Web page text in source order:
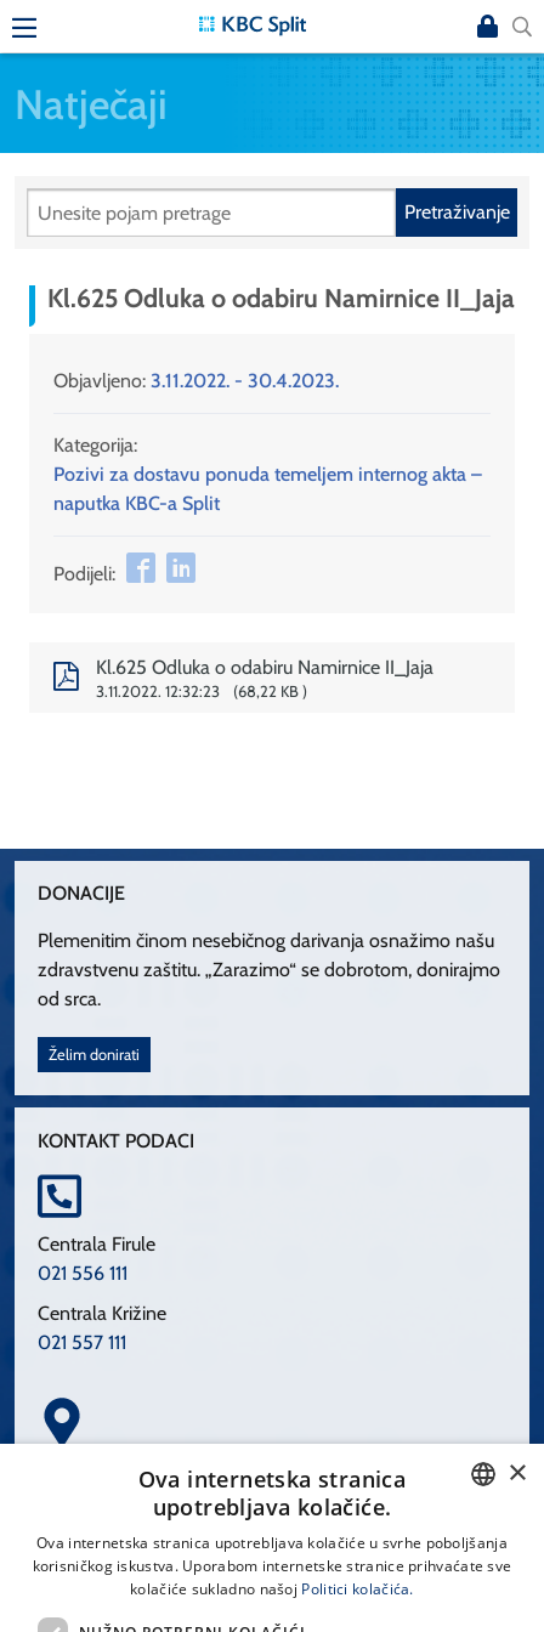
Natječaji
Pretraživanje
Kl.625 Odluka o odabiru Namirnice II_Jaja
Objavljeno: 3.11.2022. - 30.4.2023.
Kategorija:
Pozivi za dostavu ponuda temeljem internog akta –
naputka KBC-a Split
Podijeli:
Kl.625 Odluka o odabiru Namirnice II_Jaja
3.11.2022. 12:32:23 68,22 KB
DONACIJE
Plemenitim činom nesebičnog darivanja osnažimo našu
zdravstvenu zaštitu. „Zarazimo“ se dobrotom, donirajmo
od srca.
Želim donirati
KONTAKT PODACI
Centrala Firule
021 556 111
Centrala Križine
021 557 111
Spinčićeva 1, 21000 Split
CROATIAN
×
Ova internetska stranica
upotrebljava kolačiće.
Ova internetska stranica upotrebljava kolačiće u svrhe poboljšanja
korisničkog iskustva. Uporabom internetske stranice prihvaćate sve
kolačiće sukladno našoj Politici kolačića.